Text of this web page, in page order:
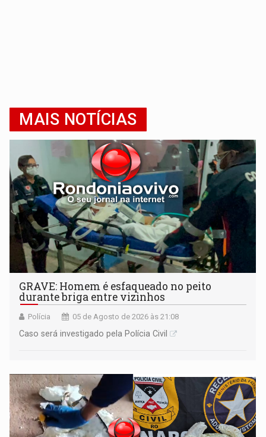
MAIS NOTÍCIAS
GRAVE: Homem é esfaqueado no peito
durante briga entre vizinhos
Polícia 05 de Agosto de 2026 às 21:08
Caso será investigado pela Polícia Civil